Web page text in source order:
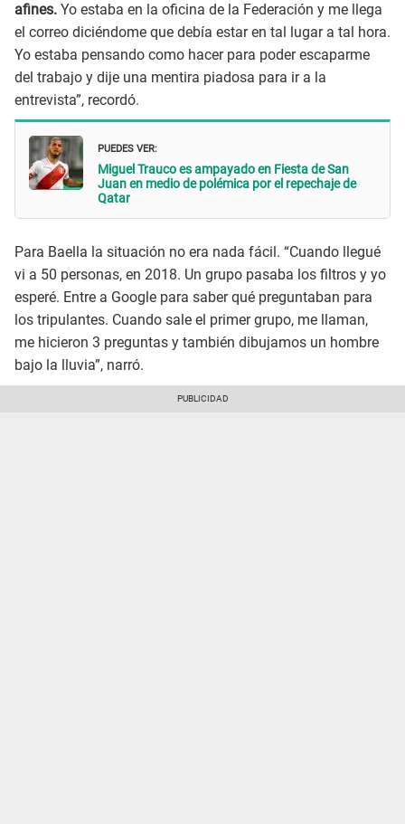
afines. Yo estaba en la oficina de la Federación y me llega
el correo diciéndome que debía estar en tal lugar a tal hora.
Yo estaba pensando como hacer para poder escaparme
del trabajo y dije una mentira piadosa para ir a la
entrevista”, recordó.
PUEDES VER:
Miguel Trauco es ampayado en Fiesta de San
Juan en medio de polémica por el repechaje de
Qatar
Para Baella la situación no era nada fácil. “Cuando llegué
vi a 50 personas, en 2018. Un grupo pasaba los filtros y yo
esperé. Entre a Google para saber qué preguntaban para
los tripulantes. Cuando sale el primer grupo, me llaman,
me hicieron 3 preguntas y también dibujamos un hombre
bajo la lluvia”, narró.